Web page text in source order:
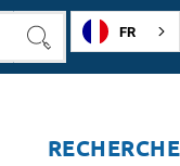
RECHERCHER
FR
RECHERCHE